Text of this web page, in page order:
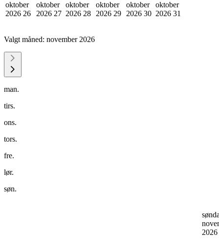
oktober
2026 26
oktober
2026 27
oktober
2026 28
oktober
2026 29
oktober
2026 30
oktober
2026 31
Valgt måned: november 2026
man.
tirs.
ons.
tors.
fre.
lør.
søn.
2026